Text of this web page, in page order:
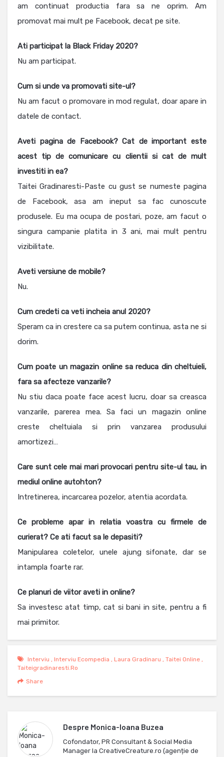
am continuat productia fara sa ne oprim. Am
promovat mai mult pe Facebook, decat pe site.
Ati participat la Black Friday 2020?
Nu am participat.
Cum si unde va promovati site-ul?
Nu am facut o promovare in mod regulat, doar apare in
datele de contact.
Aveti pagina de Facebook? Cat de important este
acest tip de comunicare cu clientii si cat de mult
investiti in ea?
Taitei Gradinaresti-Paste cu gust se numeste pagina
de Facebook, asa am ineput sa fac cunoscute
produsele. Eu ma ocupa de postari, poze, am facut o
singura campanie platita in 3 ani, mai mult pentru
vizibilitate.
Aveti versiune de mobile?
Nu.
Cum credeti ca veti incheia anul 2020?
Speram ca in crestere ca sa putem continua, asta ne si
dorim.
Cum poate un magazin online sa reduca din cheltuieli,
fara sa afecteze vanzarile?
Nu stiu daca poate face acest lucru, doar sa creasca
vanzarile, parerea mea. Sa faci un magazin online
creste cheltuiala si prin vanzarea produsului
amortizezi…
Care sunt cele mai mari provocari pentru site-ul tau, in
mediul online autohton?
Intretinerea, incarcarea pozelor, atentia acordata.
Ce probleme apar in relatia voastra cu firmele de
curierat? Ce ati facut sa le depasiti?
Manipularea coletelor, unele ajung sifonate, dar se
intampla foarte rar.
Ce planuri de viitor aveti in online?
Sa investesc atat timp, cat si bani in site, pentru a fi
mai primitor.
Interviu , Interviu Ecompedia , Laura Gradinaru , Taitei Online ,
Taiteigradinaresti.ro
Share
Despre Monica-Ioana Buzea
Cofondator, PR Consultant & Social Media
Manager la CreativeCreature.ro (agenție de